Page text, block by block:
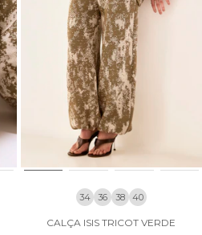
34 36 38 40
CALÇA ISIS TRICOT VERDE